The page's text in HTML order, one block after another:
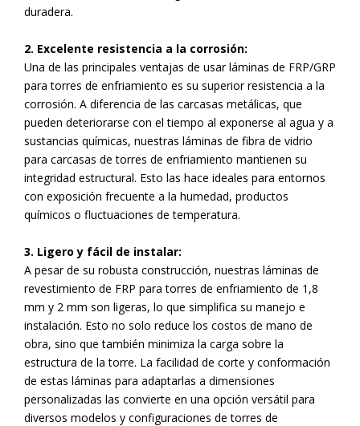
duradera.
2. Excelente resistencia a la corrosión:
Una de las principales ventajas de usar láminas de FRP/GRP
para torres de enfriamiento es su superior resistencia a la
corrosión. A diferencia de las carcasas metálicas, que
pueden deteriorarse con el tiempo al exponerse al agua y a
sustancias químicas, nuestras láminas de fibra de vidrio
para carcasas de torres de enfriamiento mantienen su
integridad estructural. Esto las hace ideales para entornos
con exposición frecuente a la humedad, productos
químicos o fluctuaciones de temperatura.
3. Ligero y fácil de instalar:
A pesar de su robusta construcción, nuestras láminas de
revestimiento de FRP para torres de enfriamiento de 1,8
mm y 2 mm son ligeras, lo que simplifica su manejo e
instalación. Esto no solo reduce los costos de mano de
obra, sino que también minimiza la carga sobre la
estructura de la torre. La facilidad de corte y conformación
de estas láminas para adaptarlas a dimensiones
personalizadas las convierte en una opción versátil para
diversos modelos y configuraciones de torres de